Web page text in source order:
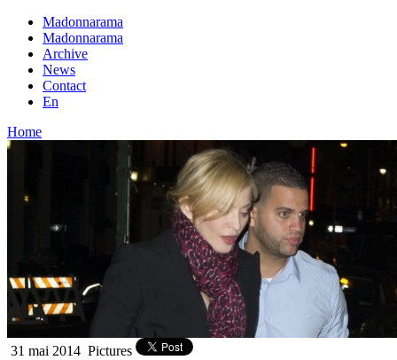
Madonnarama
Madonnarama
Archive
News
Contact
En
Home
31 mai 2014 Pictures